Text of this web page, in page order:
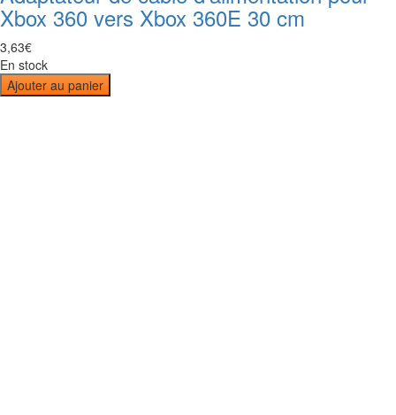
Xbox 360 vers Xbox 360E 30 cm
3,63€
En stock
Ajouter au panier